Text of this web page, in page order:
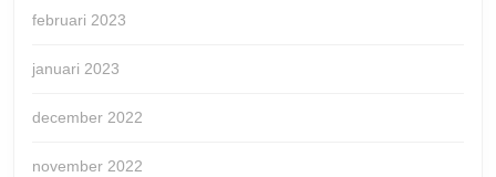
februari 2023
januari 2023
december 2022
november 2022